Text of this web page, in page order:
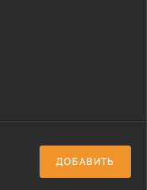
ДОБАВИТЬ